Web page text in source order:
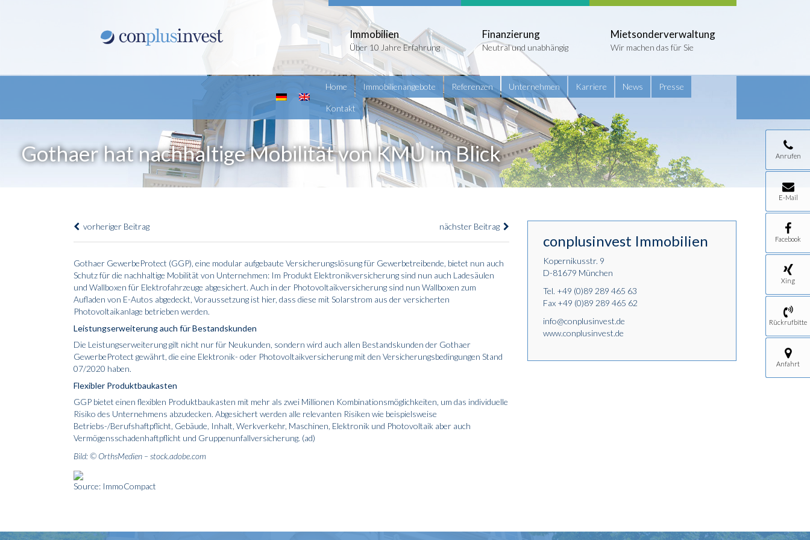
Immobilien
Über 10 Jahre Erfahrung
Finanzierung
Neutral und unabhängig
Mietsonderverwaltung
Wir machen das für Sie
Home Immobilienangebote Referenzen Unternehmen Karriere News Presse
Kontakt
Gothaer hat nachhaltige Mobilität von KMU im Blick Anrufen
E-Mail
Facebook
Xing
Rückrufbitte
Anfahrt
vorheriger Beitrag nächster Beitrag
Gothaer GewerbeProtect (GGP), eine modular aufgebaute Versicherungslösung für Gewerbetreibende, bietet nun auch
Schutz für die nachhaltige Mobilität von Unternehmen: Im Produkt Elektronikversicherung sind nun auch Ladesäulen
und Wallboxen für Elektrofahrzeuge abgesichert. Auch in der Photovoltaikversicherung sind nun Wallboxen zum
Aufladen von E-Autos abgedeckt, Voraussetzung ist hier, dass diese mit Solarstrom aus der versicherten
Photovoltaikanlage betrieben werden.
Leistungserweiterung auch für Bestandskunden
Die Leistungserweiterung gilt nicht nur für Neukunden, sondern wird auch allen Bestandskunden der Gothaer
GewerbeProtect gewährt, die eine Elektronik- oder Photovoltaikversicherung mit den Versicherungsbedingungen Stand
07/2020 haben.
Flexibler Produktbaukasten
GGP bietet einen flexiblen Produktbaukasten mit mehr als zwei Millionen Kombinationsmöglichkeiten, um das individuelle
Risiko des Unternehmens abzudecken. Abgesichert werden alle relevanten Risiken wie beispielsweise
Betriebs-/Berufshaftpflicht, Gebäude, Inhalt, Werkverkehr, Maschinen, Elektronik und Photovoltaik aber auch
Vermögensschadenhaftpflicht und Gruppenunfallversicherung. (ad)
Bild: © OrthsMedien – stock.adobe.com
Source: ImmoCompact
conplusinvest Immobilien
Kopernikusstr. 9
D-81679 München
Tel. +49 (0)89 289 465 63
Fax +49 (0)89 289 465 62
info@conplusinvest.de
www.conplusinvest.de